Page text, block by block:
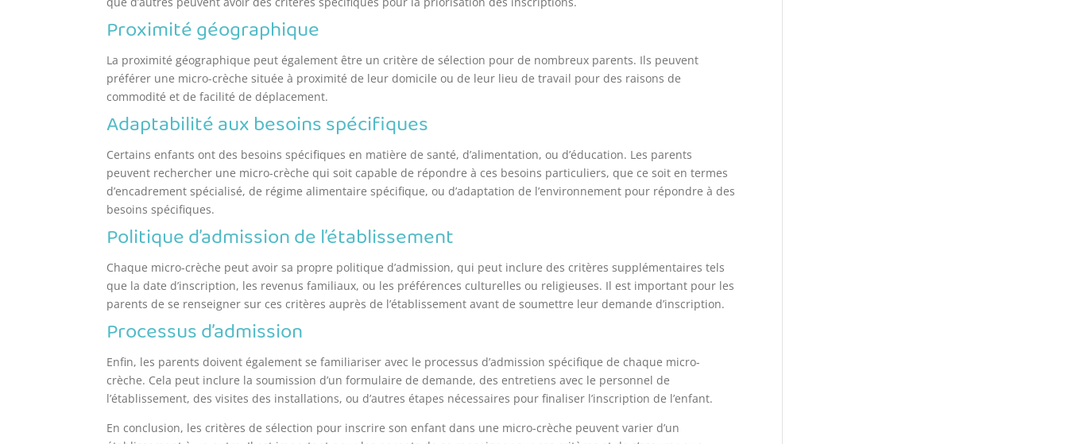
Proximité géographique
La proximité géographique peut également être un critère de sélection pour de nombreux parents. Ils peuvent
préférer une micro-crèche située à proximité de leur domicile ou de leur lieu de travail pour des raisons de
commodité et de facilité de déplacement.
Adaptabilité aux besoins spécifiques
Certains enfants ont des besoins spécifiques en matière de santé, d’alimentation, ou d’éducation. Les parents
peuvent rechercher une micro-crèche qui soit capable de répondre à ces besoins particuliers, que ce soit en termes
d’encadrement spécialisé, de régime alimentaire spécifique, ou d’adaptation de l’environnement pour répondre à des
besoins spécifiques.
Politique d’admission de l’établissement
Chaque micro-crèche peut avoir sa propre politique d’admission, qui peut inclure des critères supplémentaires tels
que la date d’inscription, les revenus familiaux, ou les préférences culturelles ou religieuses. Il est important pour les
parents de se renseigner sur ces critères auprès de l’établissement avant de soumettre leur demande d’inscription.
Processus d’admission
Enfin, les parents doivent également se familiariser avec le processus d’admission spécifique de chaque micro-
crèche. Cela peut inclure la soumission d’un formulaire de demande, des entretiens avec le personnel de
l’établissement, des visites des installations, ou d’autres étapes nécessaires pour finaliser l’inscription de l’enfant.
En conclusion, les critères de sélection pour inscrire son enfant dans une micro-crèche peuvent varier d’un